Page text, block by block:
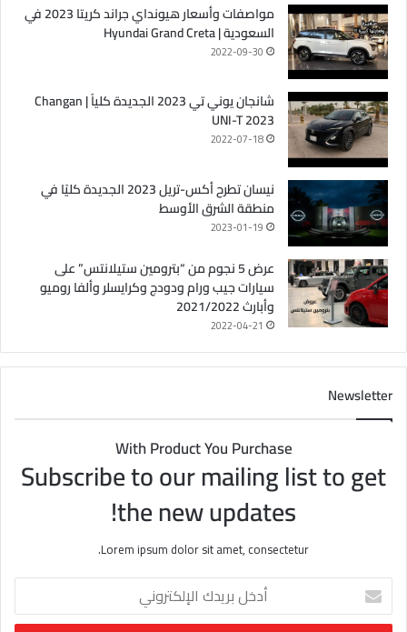
مواصفات وأسعار هيونداي جراند كريتا 2023 في
السعودية | Hyundai Grand Creta
2022-09-30
شانجان يوني تي 2023 الجديدة كلياً | Changan
UNI-T 2023
2022-07-18
نيسان تطرح أكس-تريل 2023 الجديدة كليًا في
منطقة الشرق الأوسط
2023-01-19
عرض 5 نجوم من “بترومين ستيلانتس” على
سيارات جيب ورام ودودج وكرايسلر وألفا روميو
وأبارث 2021/2022
2022-04-21
Newsletter
With Product You Purchase
Subscribe to our mailing list to get
the new updates!
Lorem ipsum dolor sit amet, consectetur.
خ